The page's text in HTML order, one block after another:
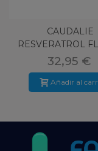
CAUDALIE
RESVERATROL
40 ML
32,95 €
Añadir al